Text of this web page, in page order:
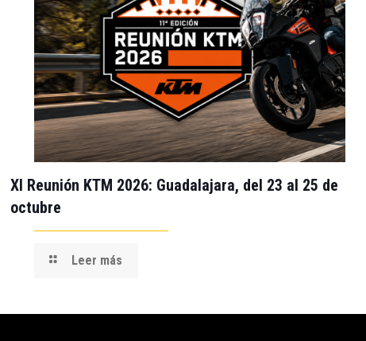
XI Reunión KTM 2026: Guadalajara, del 23 al 25 de
octubre
Leer más